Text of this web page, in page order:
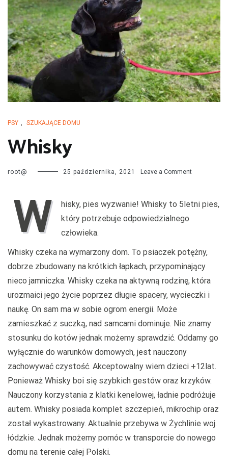
przechodzą kwarantannę, są leczone i mają całą profilaktykę. Są
również sterylizowane i kastrowane. Są socjalizowane czyli
przygotowywane do tego by odnaleźć się w nowej rodzinie. My
bardzo dobrze znamy naszych podopiecznych więc jest nam łatwiej
dopasować psa do rodziny i odwrotnie.
PSY , SZUKAJĄCE DOMU
Whisky
root@ 25 października, 2021 Leave a Commenton
W
hisky, pies wyzwanie! Whisky to 5letni pies,
który potrzebuje odpowiedzialnego
człowieka.
Whisky czeka na wymarzony dom. To psiaczek potężny,
dobrze zbudowany na krótkich łapkach, przypominający
nieco jamniczka. Whisky czeka na aktywną rodzinę, która
urozmaici jego życie poprzez długie spacery, wycieczki i
naukę. On sam ma w sobie ogrom energii. Może
zamieszkać z suczką, nad samcami dominuje. Nie znamy
stosunku do kotów jednak możemy sprawdzić. Oddamy go
wyłącznie do warunków domowych, jest nauczony
zachowywać czystość. Akceptowalny wiem dzieci +12lat.
Ponieważ Whisky boi się szybkich gestów oraz krzyków.
Nauczony korzystania z klatki kenelowej, ładnie podróżuje
autem. Whisky posiada komplet szczepień, mikrochip oraz
został wykastrowany. Aktualnie przebywa w Żychlinie woj.
łódzkie. Jednak możemy pomóc w transporcie do nowego
domu na terenie całej Polski.